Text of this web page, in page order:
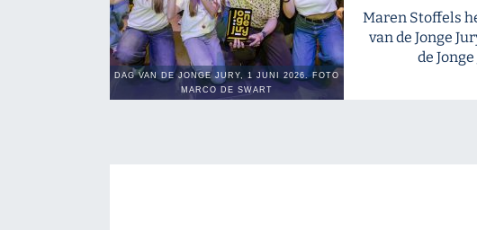
Maren Stoffels
van de Jonge
de